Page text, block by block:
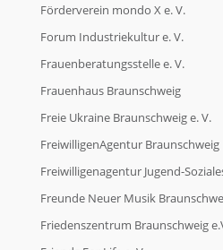
Förderverein mondo X e. V.
Forum Industriekultur e. V.
Frauenberatungsstelle e. V.
Frauenhaus Braunschweig
Freie Ukraine Braunschweig e. V.
FreiwilligenAgentur Braunschweig
Freiwilligenagentur Jugend-
Freunde Neuer Musik
Friedenszentrum Braunschweig